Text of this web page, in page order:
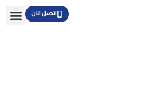
اتصل الآن